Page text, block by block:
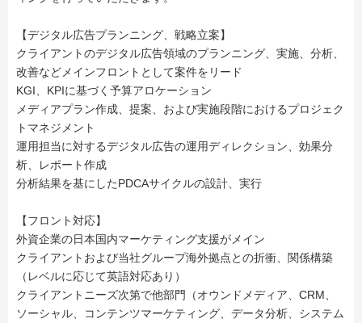
【デジタル広告プランニング、戦略立案】
クライアントのデジタル広告領域のプランニング、実施、分析、
改善などメインフロントとして案件をリード
KGI、KPIに基づく予算アロケーション
メディアプラン作成、提案、および実施段階におけるプロジェク
トマネジメント
運用担当に対するデジタル広告の運用ディレクション、効果分
析、レポート作成
分析結果を基にしたPDCAサイクルの設計、実行
【フロント対応】
外資企業の日本国内マーケティング支援がメイン
クライアントおよび当社グループ海外拠点との折衝、関係構築
（レベルに応じて英語対応あり）
クライアントニーズ次第で他部門（オウンドメディア、CRM、
ソーシャル、コンテンツマーケティング、データ分析、システム